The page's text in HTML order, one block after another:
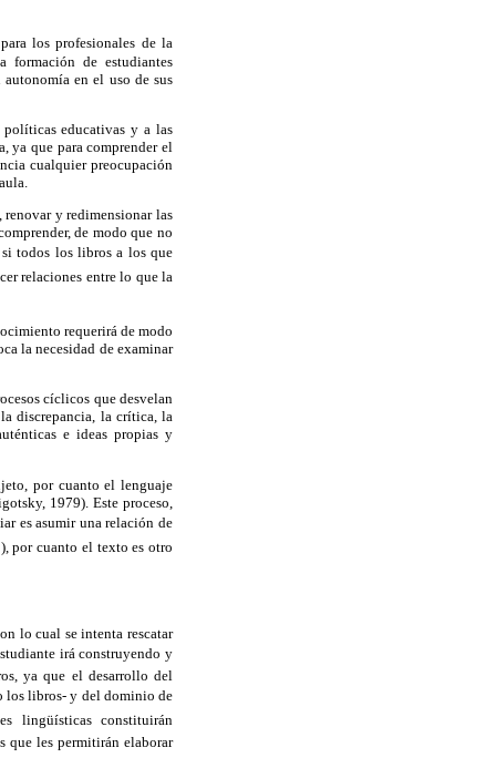
los profesionales de la
formación de estudiantes
autonomía en el uso de sus
educativas y a las
ya que para comprender el
cualquier preocupación
y redimensionar las
de modo que no
si todos los libros a los que
relaciones entre lo que la
requerirá de modo
la necesidad de examinar
cíclicos que desvelan
discrepancia, la crítica, la
e ideas propias y
por cuanto el lenguaje
, 1979). Este proceso,
es asumir una relación de
por cuanto el texto es otro
lo cual se intenta rescatar
irá construyendo y
ya que el desarrollo del
libros- y del dominio de
lingüísticas constituirán
que les permitirán elaborar